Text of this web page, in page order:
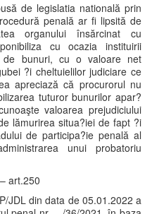
de legislatia natională prin
penală ar fi lipsită de
organului însărcinat cu
cu ocazia instituirii
de bunuri, cu o valoare net
?i cheltuielilor judiciare ce
apreciază că procurorul nu
tuturor bunurilor apar?
valoarea prejudiciului
lămurirea situa?iei de fapt ?i
de participa?ie penală al
unui probatoriu
art.250
JDL din data de 05.01.2022 a